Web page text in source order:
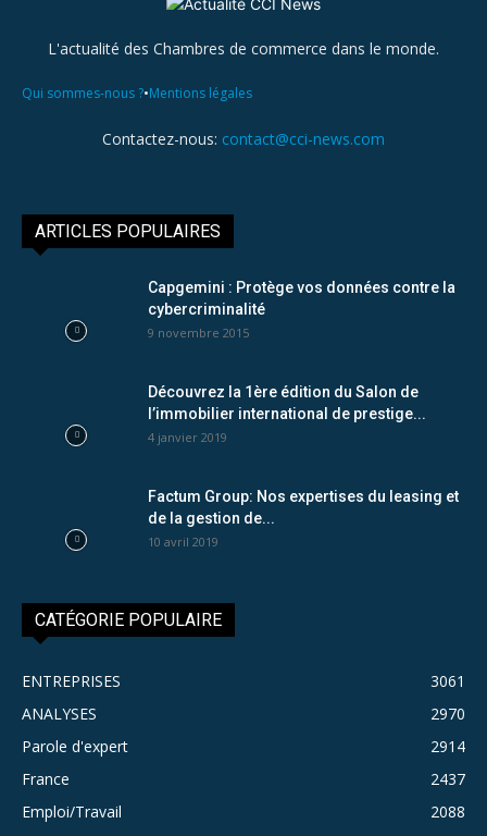
L'actualité des Chambres de commerce dans le monde.
Qui sommes-nous ?•Mentions légales
Contactez-nous: contact@cci-news.com
ARTICLES POPULAIRES
Capgemini : Protège vos données contre la
cybercriminalité
9 novembre 2015
Découvrez la 1ère édition du Salon de
l’immobilier international de prestige...
4 janvier 2019
Factum Group: Nos expertises du leasing et
de la gestion de...
10 avril 2019
CATÉGORIE POPULAIRE
ENTREPRISES
3061
ANALYSES
2970
Parole d'expert
2914
France
2437
Emploi/Travail
2088